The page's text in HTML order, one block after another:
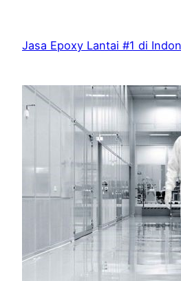
content
Jasa Epoxy Lantai #1 di